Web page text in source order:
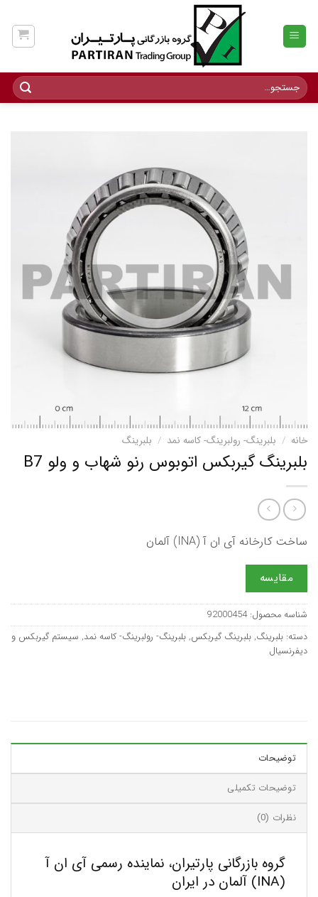
content
جستجو
برای:
خانه / بلبرینگ- رولبرینگ- کاسه نمد / بلبرینگ
بلبرینگ گیربکس اتوبوس رنو شهاب و ولو B7
ساخت کارخانه آی ان آ (INA) آلمان
مقایسه
شناسه محصول:92000454
دسته: بلبرینگ, بلبرینگ گیربکس, بلبرینگ- رولبرینگ- کاسه نمد, سیستم گیربکس و
دیفرنسیال
توضیحات
توضیحات تکمیلی
نظرات (0)
گروه بازرگانی پارتیران، نماینده رسمی آی ان آ
(INA) آلمان در ایران